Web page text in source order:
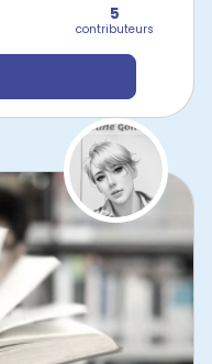
5
contributeurs